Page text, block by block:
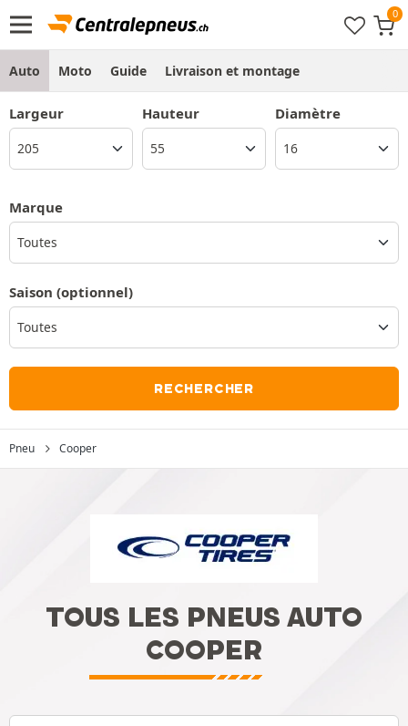
Auto Moto Guide Livraison et montage
Largeur Hauteur Diamètre
Marque
Toutes
Saison (optionnel)
RECHERCHER
Pneu Cooper
TOUS LES PNEUS AUTO
COOPER